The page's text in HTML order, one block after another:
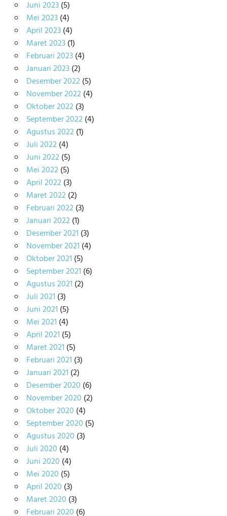
Juni 2023(5)
Mei 2023(4)
April 2023(4)
Maret 2023(1)
Februari 2023(4)
Januari 2023(2)
Desember 2022(5)
November 2022(4)
Oktober 2022(3)
September 2022(4)
Agustus 2022(1)
Juli 2022(4)
Juni 2022(5)
Mei 2022(5)
April 2022(3)
Maret 2022(2)
Februari 2022(3)
Januari 2022(1)
Desember 2021 (3)
November 2021 (4)
Oktober 2021 (5)
September 2021 (6)
Agustus 2021 (2)
Juli 2021 (3)
Juni 2021 (5)
Mei 2021 (4)
April 2021 (5)
Maret 2021 (5)
Februari 2021 (3)
Januari 2021 (2)
Desember 2020 (6)
November 2020 (2)
Oktober 2020 (4)
September 2020 (5)
Agustus 2020 (3)
Juli 2020 (4)
Juni 2020 (4)
Mei 2020 (5)
April 2020 (3)
Maret 2020 (3)
Februari 2020 (6)